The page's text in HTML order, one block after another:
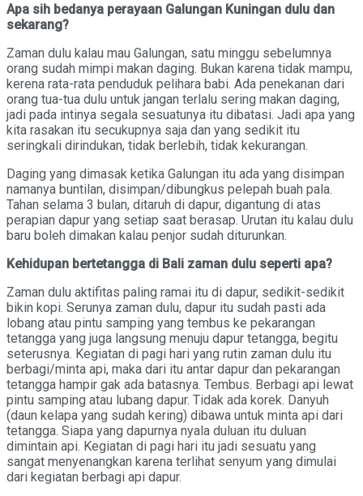
Apa sih bedanya perayaan Galungan Kuningan dulu dan
sekarang?
Zaman dulu kalau mau Galungan, satu minggu sebelumnya
orang sudah mimpi makan daging. Bukan karena tidak mampu,
kerena rata-rata penduduk pelihara babi. Ada penekanan dari
orang tua-tua dulu untuk jangan terlalu sering makan daging,
jadi pada intinya segala sesuatunya itu dibatasi. Jadi apa yang
kita rasakan itu secukupnya saja dan yang sedikit itu
seringkali dirindukan, tidak berlebih, tidak kekurangan.
Daging yang dimasak ketika Galungan itu ada yang disimpan
namanya buntilan, disimpan/dibungkus pelepah buah pala.
Tahan selama 3 bulan, ditaruh di dapur, digantung di atas
perapian dapur yang setiap saat berasap. Urutan itu kalau dulu
baru boleh dimakan kalau penjor sudah diturunkan.
Kehidupan bertetangga di Bali zaman dulu seperti apa?
Zaman dulu aktifitas paling ramai itu di dapur, sedikit-sedikit
bikin kopi. Serunya zaman dulu, dapur itu sudah pasti ada
lobang atau pintu samping yang tembus ke pekarangan
tetangga yang juga langsung menuju dapur tetangga, begitu
seterusnya. Kegiatan di pagi hari yang rutin zaman dulu itu
berbagi/minta api, maka dari itu antar dapur dan pekarangan
tetangga hampir gak ada batasnya. Tembus. Berbagi api lewat
pintu samping atau lubang dapur. Tidak ada korek. Danyuh
(daun kelapa yang sudah kering) dibawa untuk minta api dari
tetangga. Siapa yang dapurnya nyala duluan itu duluan
dimintain api. Kegiatan di pagi hari itu jadi sesuatu yang
sangat menyenangkan karena terlihat senyum yang dimulai
dari kegiatan berbagi api dapur.